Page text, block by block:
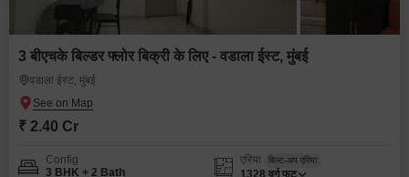
3 बीएचके बिल्डर फ्लोर बिक्री के लिए - वडाला ईस्ट, मुंबई
वडाला ईस्ट, मुंबई
₹ 2.40 Cr
Config
3 BHK + 2 Bath
एरिया बिल्ट-अप एरिया
1328 वर्ग फुट